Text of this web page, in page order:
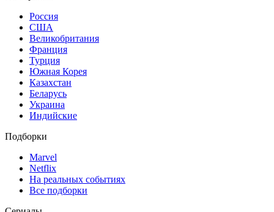
Россия
США
Великобритания
Франция
Турция
Южная Корея
Казахстан
Беларусь
Украина
Индийские
Подборки
Marvel
Netflix
На реальных событиях
Все подборки